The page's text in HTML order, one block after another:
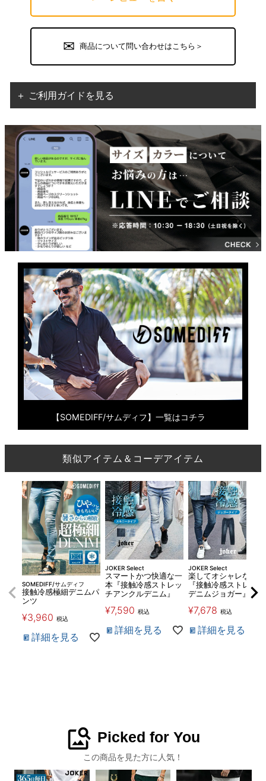
商品について問い合わせはこちら＞
＋ ご利用ガイドを見る
【SOMEDIFF/サムディフ】一覧はコチラ
類似アイテム＆コーデアイテム
SOMEDIFF/サムディフ
接触冷感極細デニムパ
ンツ
¥3,960 税込
詳細を見る
JOKER Select
スマートかつ快適な一
本『接触冷感ストレッ
チアンクルデニム』
¥7,590 税込
詳細を見る
JOKER Select
楽してオシャレな一本
『接触冷感ストレッチ
デニムジョガー』
¥7,678 税込
詳細を見る
image_search Picked for You
この商品を見た方に人気！